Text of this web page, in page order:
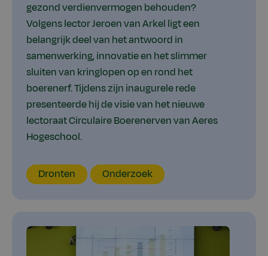
gezond verdienvermogen behouden?
Volgens lector Jeroen van Arkel ligt een
belangrijk deel van het antwoord in
samenwerking, innovatie en het slimmer
sluiten van kringlopen op en rond het
boerenerf. Tijdens zijn inaugurele rede
presenteerde hij de visie van het nieuwe
lectoraat Circulaire Boerenerven van Aeres
Hogeschool.
Locatie
Dronten Thema
Onderzoek